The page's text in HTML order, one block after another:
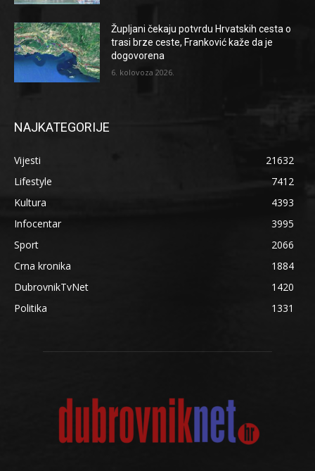
Župljani čekaju potvrdu Hrvatskih cesta o
trasi brze ceste, Franković kaže da je
dogovorena
6. kolovoza 2026.
NAJKATEGORIJE
Vijesti
21632
Lifestyle
7412
Kultura
4393
Infocentar
3995
Sport
2066
Crna kronika
1884
DubrovnikTvNet
1420
Politika
1331